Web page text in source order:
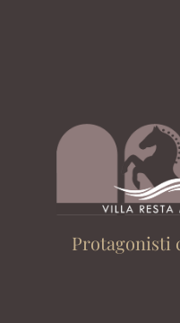
Protagonisti